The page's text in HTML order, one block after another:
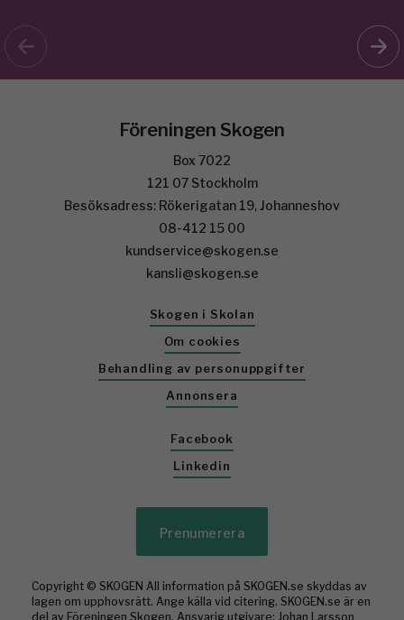
Föreningen Skogen
Box 7022
121 07 Stockholm
Besöksadress: Rökerigatan 19, Johanneshov
08-412 15 00
kundservice@skogen.se
kansli@skogen.se
Skogen i Skolan
Om cookies
Behandling av personuppgifter
Annonsera
Facebook
Linkedin
Prenumerera
Copyright © SKOGEN All information på SKOGEN.se skyddas av
lagen om upphovsrätt. Ange källa vid citering. SKOGEN.se är en
del av Föreningen Skogen. Ansvarig utgivare: Johan Larsson